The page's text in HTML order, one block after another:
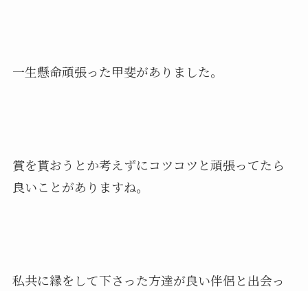
一生懸命頑張った甲斐がありました。
賞を貰おうとか考えずにコツコツと頑張ってたら
良いことがありますね。
私共に縁をして下さった方達が良い伴侶と出会っ